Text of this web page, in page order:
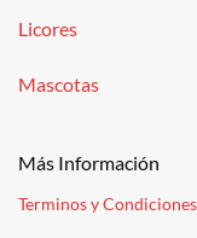
Licores
Mascotas
Más Información
Terminos y Condiciones